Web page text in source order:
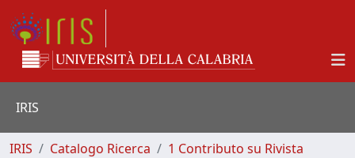
IRIS
IRIS Catalogo Ricerca
1 Contributo su Rivista